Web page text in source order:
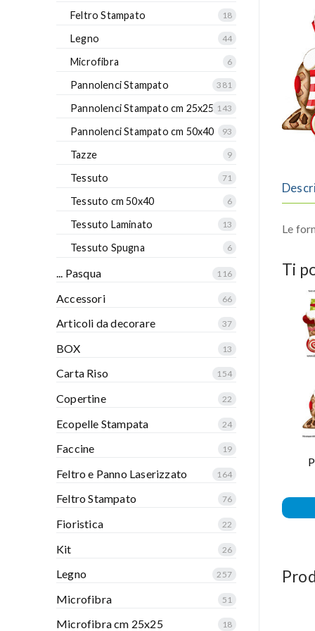
Le
Ti
Feltro Stampato 18
Legno 44
Microfibra 6
Pannolenci Stampato 381
Pannolenci Stampato cm 25x25 143
Pannolenci Stampato cm 50x40 93
Tazze 9
Tessuto 71
Tessuto cm 50x40 6
Tessuto Laminato 13
Tessuto Spugna 6
... Pasqua 116
Accessori 66
Articoli da decorare 37
BOX 13
Carta Riso 154
Copertine 22
Ecopelle Stampata 24
Faccine 19
Feltro e Panno Laserizzato 164
Feltro Stampato 76
Fioristica 22
Kit 26
Legno 257
Microfibra 51
Microfibra cm 25x25 18